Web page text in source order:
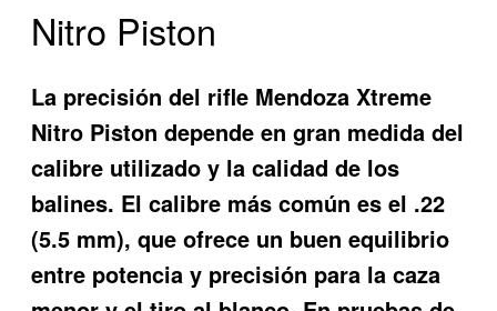
Nitro Piston
La precisión del rifle Mendoza Xtreme
Nitro Piston depende en gran medida del
calibre utilizado y la calidad de los
balines. El calibre más común es el .22
(5.5 mm), que ofrece un buen equilibrio
entre potencia y precisión para la caza